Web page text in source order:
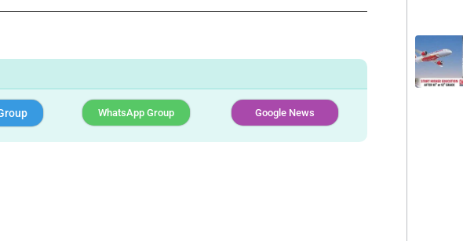
WhatsApp Group Google News